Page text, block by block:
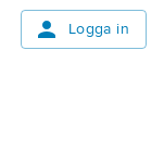
Logga in